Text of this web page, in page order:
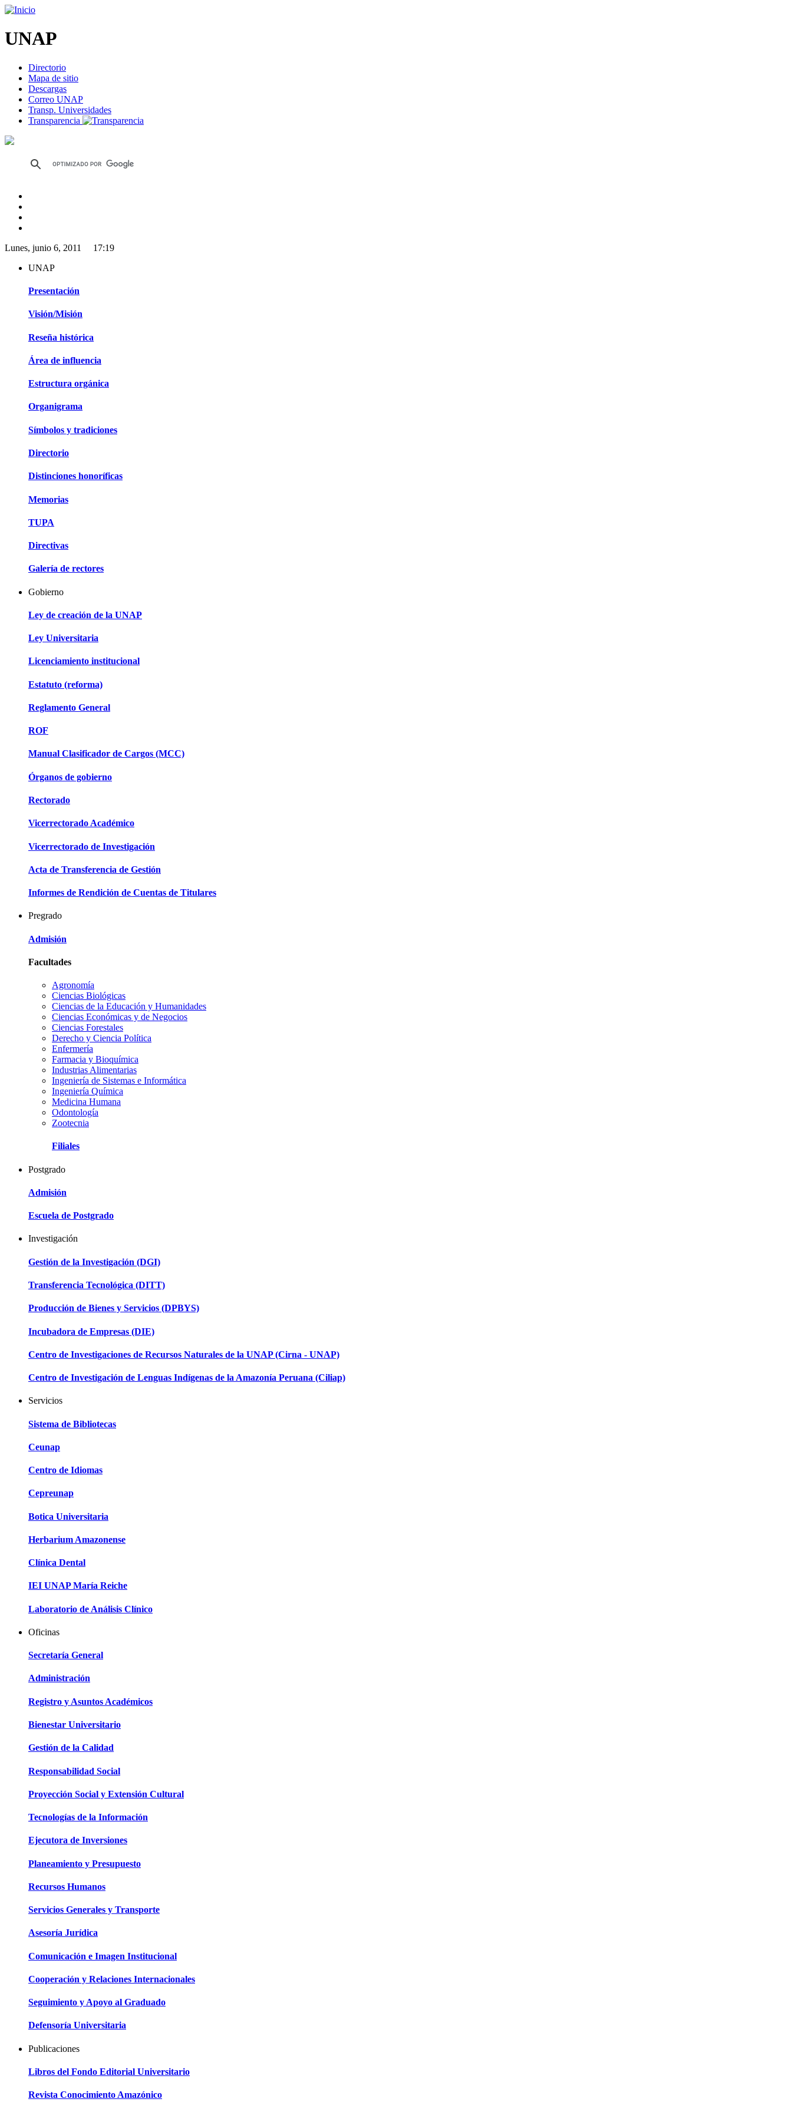
UNAP
Directorio
Mapa de sitio
Descargas
Correo UNAP
Transp. Universidades
Transparencia
Lunes, junio 6, 2011 17:19
UNAP
Presentación
Visión/Misión
Reseña histórica
Área de influencia
Estructura orgánica
Organigrama
Símbolos y tradiciones
Directorio
Distinciones honoríficas
Memorias
TUPA
Directivas
Galería de rectores
Gobierno
Ley de creación de la UNAP
Ley Universitaria
Licenciamiento institucional
Estatuto (reforma)
Reglamento General
ROF
Manual Clasificador de Cargos (MCC)
Órganos de gobierno
Rectorado
Vicerrectorado Académico
Vicerrectorado de Investigación
Acta de Transferencia de Gestión
Informes de Rendición de Cuentas de Titulares
Pregrado
Admisión
Facultades
Agronomía
Ciencias Biológicas
Ciencias de la Educación y Humanidades
Ciencias Económicas y de Negocios
Ciencias Forestales
Derecho y Ciencia Política
Enfermería
Farmacia y Bioquímica
Industrias Alimentarias
Ingeniería de Sistemas e Informática
Ingeniería Química
Medicina Humana
Odontología
Zootecnia
Filiales
Postgrado
Admisión
Escuela de Postgrado
Investigación
Gestión de la Investigación (DGI)
Transferencia Tecnológica (DITT)
Producción de Bienes y Servicios (DPBYS)
Incubadora de Empresas (DIE)
Centro de Investigaciones de Recursos Naturales de la UNAP (Cirna - UNAP)
Centro de Investigación de Lenguas Indígenas de la Amazonía Peruana (Ciliap)
Servicios
Sistema de Bibliotecas
Ceunap
Centro de Idiomas
Cepreunap
Botica Universitaria
Herbarium Amazonense
Clínica Dental
IEI UNAP María Reiche
Laboratorio de Análisis Clínico
Oficinas
Secretaría General
Administración
Registro y Asuntos Académicos
Bienestar Universitario
Gestión de la Calidad
Responsabilidad Social
Proyección Social y Extensión Cultural
Tecnologías de la Información
Ejecutora de Inversiones
Planeamiento y Presupuesto
Recursos Humanos
Servicios Generales y Transporte
Asesoría Jurídica
Comunicación e Imagen Institucional
Cooperación y Relaciones Internacionales
Seguimiento y Apoyo al Graduado
Defensoría Universitaria
Publicaciones
Libros del Fondo Editorial Universitario
Revista Conocimiento Amazónico